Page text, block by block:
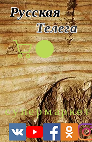
Русская
Телега
супермаркет